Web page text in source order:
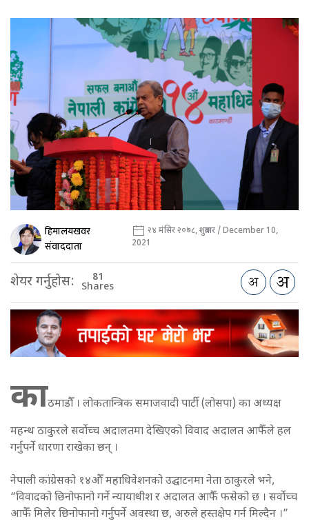
हिमालयखवर
संवाददाता
२४ मंसिर २०७८, शुक्रबार / December 10,
2021
शेयर गर्नुहोस: 81
Shares
काठमाडौँ । लोकतान्त्रिक समाजवादी पार्टी (लोसपा) का अध्यक्ष
महन्थ ठाकुरले सर्वोच्च अदालतमा देखिएको विवाद अदालत आफैँले हल
गर्नुपर्ने धारणा राखेका छन् ।
नेपाली कांग्रेसको १४औँ महाधिवेशनको उद्घाटनमा नेता ठाकुरले भने,
“विवादको छिनोफानो गर्ने न्यायाधीश र अदालत आफैँ फसेको छ । सर्वोच्च
आफैँ मिलेर छिनोफानो गर्नुपर्ने अवस्था छ, अरुले हस्तक्षेप गर्न मिल्दैन ।”